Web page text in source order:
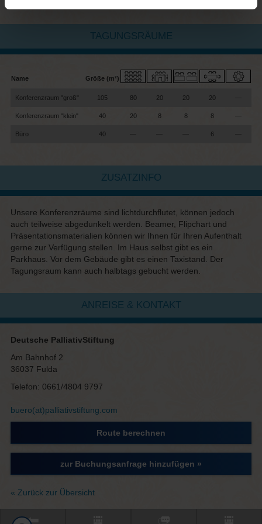
TAGUNGSRÄUME
Name Größe (m²)
Konferenzraum "groß" 105 80 20 20 20 —
Konferenzraum "klein" 40 20 8 8 8 —
Büro 40 — — — 6 —
ZUSATZINFO
Unsere Konferenzräume sind lichtdurchflutet, können jedoch
auch teilweise abgedunkelt werden. Beamer, Flipchart und
Präsentationsmaterialien können wir Ihnen für Ihren Aufenthalt
gerne zur Verfügung stellen. Im Haus selbst gibt es ein
Parkhaus. Vor dem Gebäude gibt es einen Taxistand. Der
Tagungsraum kann auch halbtags gebucht werden.
ANREISE & KONTAKT
Deutsche PalliativStiftung
Am Bahnhof 2
36037 Fulda
Telefon: 0661/4804 9797
buero(at)palliativstiftung.com
Route berechnen
zur Buchungsanfrage hinzufügen »
« Zurück zur Übersicht